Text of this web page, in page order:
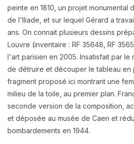
peinte en 1810, un projet monumental
de l'Iliade, et sur lequel Gérard a
ans. On connait plusieurs dessins
Louvre (inventaire : RF 35648, RF
l'art parisien en 2005. Insatisfait par le
de détruire et découper le tableau en
fragment proposé ici montrant une
milieu de la toile, au premier plan.
seconde version de la composition,
et déposée au musée de Caen et
bombardements en 1944.